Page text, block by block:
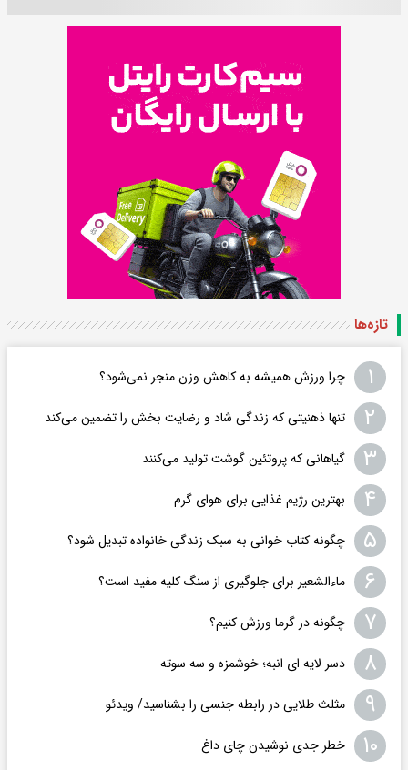
تازه‌ها
۱ چرا ورزش همیشه به کاهش وزن منجر نمی‌شود؟
۲ تنها ذهنیتی که زندگی شاد و رضایت بخش را تضمین می‌کند
۳ گیاهانی که پروتئین گوشت تولید می‌کنند
۴ بهترین رژیم غذایی برای هوای گرم
۵ چگونه کتاب خوانی به سبک زندگی خانواده تبدیل شود؟
۶ ماءالشعیر برای جلوگیری از سنگ کلیه مفید است؟
۷ چگونه در گرما ورزش کنیم؟
۸ دسر لایه ای انبه؛ خوشمزه و سه سوته
۹ مثلث طلایی در رابطه جنسی را بشناسید/ ویدئو
۱۰ خطر جدی نوشیدن چای داغ